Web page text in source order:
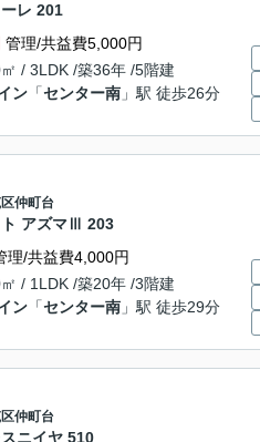
レ 201
管理/共益費5,000円
/ 3LDK /築36年 /5階建
ン 「センター南 」駅 徒歩26分
仲町台
ト アズマⅢ 203
理/共益費4,000円
/ 1LDK /築20年 /3階建
ン 「センター南 」駅 徒歩29分
仲町台
ニイヤ 510